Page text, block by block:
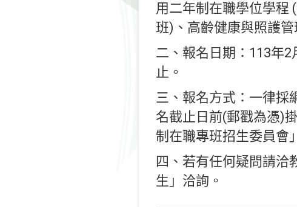
用二年制在職學位學程
班)、高齡健康與照護
二、報名日期：113年
止。
三、報名方式：一律
名截止日前(郵戳為憑)
制在職專班招生委員會
四、若有任何疑問請洽
生」洽詢。